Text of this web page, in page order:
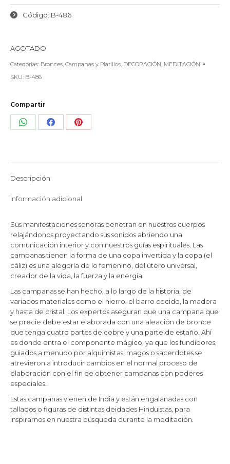
Código: B-486
AGOTADO
Categorías: Bronces, Campanas y Platillos, DECORACIÓN, MEDITACIÓN
SKU: B-486
Compartir
Share Share Share
Descripción
Información adicional
Sus manifestaciones sonoras penetran en nuestros cuerpos
relajándonos proyectando sus sonidos abriendo una
comunicación interior y con nuestros guías espirituales. Las
campanas tienen la forma de una copa invertida y la copa (el
cáliz) es una alegoría de lo femenino, del útero universal,
creador de la vida, la fuerza y la energía.
Las campanas se han hecho, a lo largo de la historia, de
variados materiales como el hierro, el barro cocido, la madera
y hasta de cristal. Los expertos aseguran que una campana que
se precie debe estar elaborada con una aleación de bronce
que tenga cuatro partes de cobre y una parte de estaño. Ahí
es donde entra el componente mágico, ya que los fundidores,
guiados a menudo por alquimistas, magos o sacerdotes se
atrevieron a introducir cambios en el normal proceso de
elaboración con el fin de obtener campanas con poderes
especiales.
Estas campanas vienen de India y están engalanadas con
tallados o figuras de distintas deidades Hinduistas, para
inspirarnos en nuestra búsqueda durante la meditación.